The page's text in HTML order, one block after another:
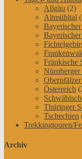
Allgäu (2)
Altmühltal
Bayerischer
Fränkische
Nürnberger
Österreich
Thüringer
Tschechien
Trekkingtouren/
Archiv